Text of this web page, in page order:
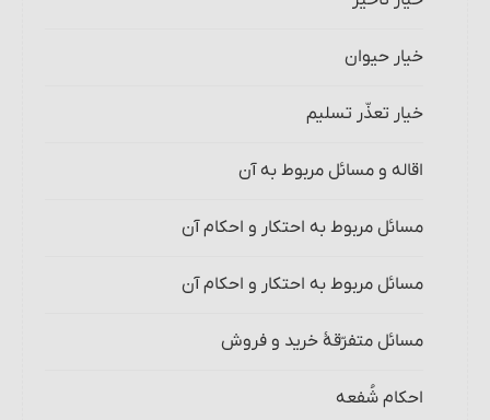
خیار حیوان
خیار تعذّر تسلیم
اقاله و مسائل مربوط به آن‏
مسائل مربوط به احتکار و احکام آن‏
مسائل مربوط به احتکار و احکام آن
مسائل متفرّقۀ‏ خرید و فروش
احکام شُفعه